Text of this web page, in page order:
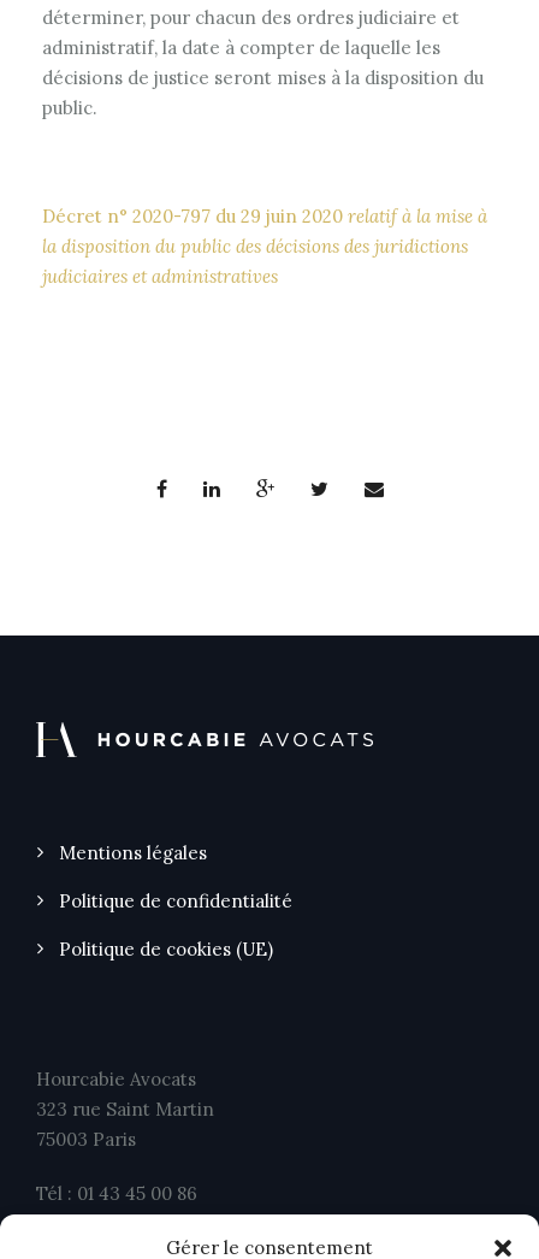
Gérer le consentement
déterminer, pour chacun des ordres judiciaire et
administratif, la date à compter de laquelle les
décisions de justice seront mises à la disposition du
public.
Décret n° 2020-797 du 29 juin 2020 relatif à la mise à
la disposition du public des décisions des juridictions
judiciaires et administratives
Mentions légales
Politique de confidentialité
Politique de cookies (UE)
Hourcabie Avocats
323 rue Saint Martin
75003 Paris
Tél : 01 43 45 00 86
contact@ahavocats.fr